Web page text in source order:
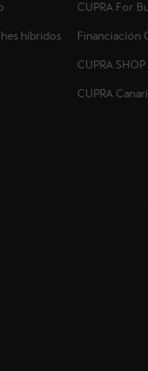
híbridos
CUPRA For
Financiación
CUPRA SHOP
CUPRA